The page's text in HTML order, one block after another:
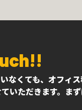
なくても、オフィ
いただきます。ま